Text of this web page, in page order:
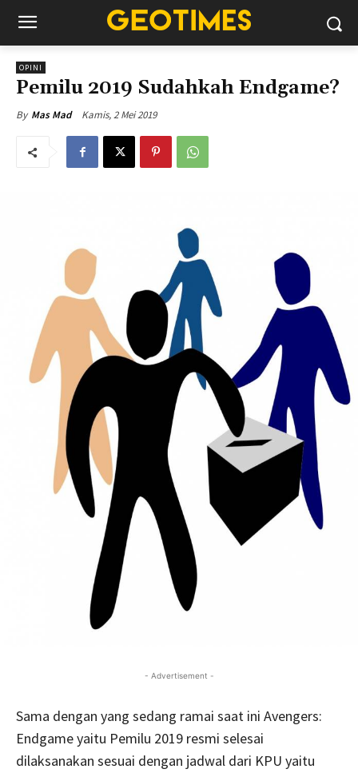
OPINI
Pemilu 2019 Sudahkah Endgame?
By Mas Mad Kamis, 2 Mei 2019
- Advertisement -
Sama dengan yang sedang ramai saat ini Avengers:
Endgame yaitu Pemilu 2019 resmi selesai
dilaksanakan sesuai dengan jadwal dari KPU yaitu